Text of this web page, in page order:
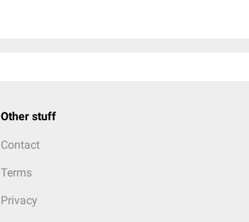
Other stuff
Contact
Terms
Privacy